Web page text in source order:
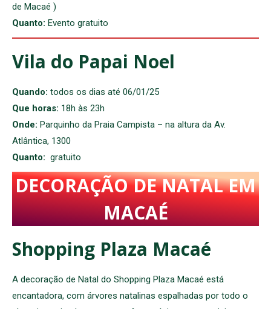
de Macaé )
Quanto: Evento gratuito
Vila do Papai Noel
Quando: todos os dias até 06/01/25
Que horas: 18h às 23h
Onde: Parquinho da Praia Campista – na altura da Av.
Atlântica, 1300
Quanto: gratuito
DECORAÇÃO DE NATAL EM
MACAÉ
Shopping Plaza Macaé
A decoração de Natal do Shopping Plaza Macaé está
encantadora, com árvores natalinas espalhadas por todo o